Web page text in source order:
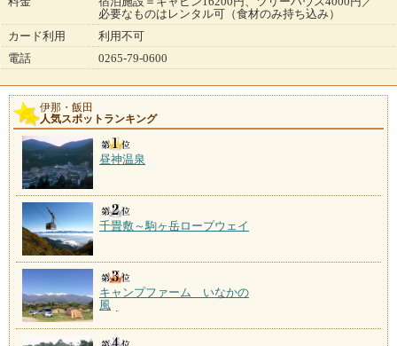
必要なものはレンタル可（食材のみ持ち込み）
カード利用
利用不可
電話
0265-79-0600
伊那・飯田
人気スポットランキング
昼神温泉
千畳敷～駒ヶ岳ロープウェイ
キャンプファーム いなかの
風